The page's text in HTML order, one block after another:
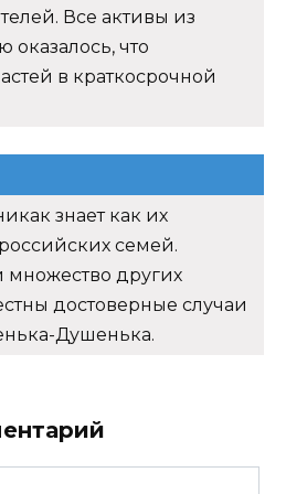
Все активы из
оказалось, что
в краткосрочной
знает как их
семей.
множество других
достоверные случаи
Душенька.